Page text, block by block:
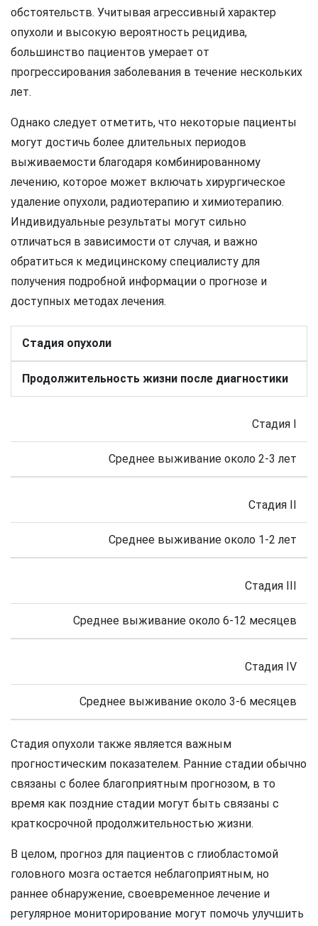
обстоятельств. Учитывая агрессивный характер
опухоли и высокую вероятность рецидива,
большинство пациентов умерает от
прогрессирования заболевания в течение нескольких
лет.
Однако следует отметить, что некоторые пациенты
могут достичь более длительных периодов
выживаемости благодаря комбинированному
лечению, которое может включать хирургическое
удаление опухоли, радиотерапию и химиотерапию.
Индивидуальные результаты могут сильно
отличаться в зависимости от случая, и важно
обратиться к медицинскому специалисту для
получения подробной информации о прогнозе и
доступных методах лечения.
Стадия опухоли
Продолжительность жизни после диагностики
Стадия I
Среднее выживание около 2-3 лет
Стадия II
Среднее выживание около 1-2 лет
Стадия III
Среднее выживание около 6-12 месяцев
Стадия IV
Среднее выживание около 3-6 месяцев
Стадия опухоли также является важным
прогностическим показателем. Ранние стадии обычно
связаны с более благоприятным прогнозом, в то
время как поздние стадии могут быть связаны с
краткосрочной продолжительностью жизни.
В целом, прогноз для пациентов с глиобластомой
головного мозга остается неблагоприятным, но
раннее обнаружение, своевременное лечение и
регулярное мониторирование могут помочь улучшить